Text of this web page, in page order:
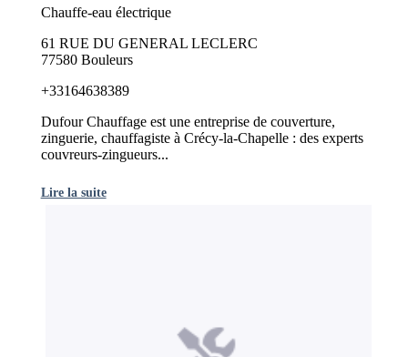
Chauffe-eau électrique
61 RUE DU GENERAL LECLERC
77580 Bouleurs
+33164638389
Dufour Chauffage est une entreprise de couverture,
zinguerie, chauffagiste à Crécy-la-Chapelle : des experts
couvreurs-zingueurs...
Lire la suite